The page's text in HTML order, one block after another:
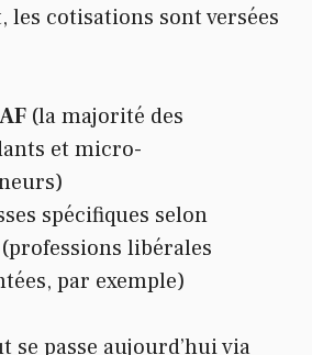
les cotisations sont versées
(la majorité des
et micro-
spécifiques selon
libérales
par exemple)
se passe aujourd’hui via